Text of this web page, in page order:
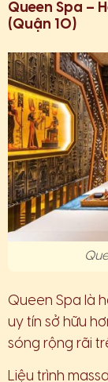
Queen Spa –
(Quận 10)
Queen Spa là
uy tín sở hữu
sóng rộng rãi
Liệu trình